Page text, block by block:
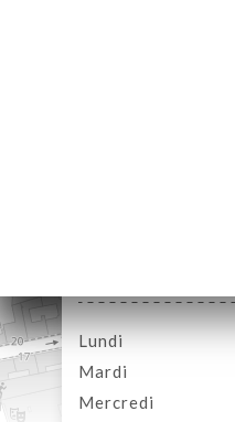
Lundi
Mardi
Mercredi